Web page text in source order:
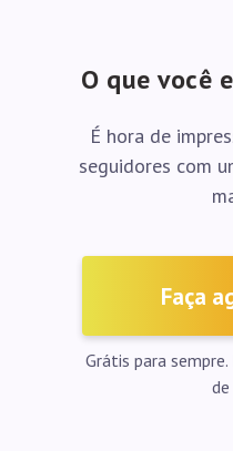
O que você
É hora de
seguidores com
Faça
Grátis para